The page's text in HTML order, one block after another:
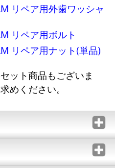
リペア用外歯ワッシャ
リペア用ボルト
リペア用ナット(単品)
ット商品もございま
めください。